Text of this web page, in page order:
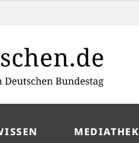
MEDIATHEK